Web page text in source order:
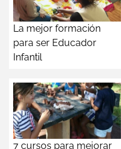
La mejor formación
para ser Educador
Infantil
7 cursos para mejorar